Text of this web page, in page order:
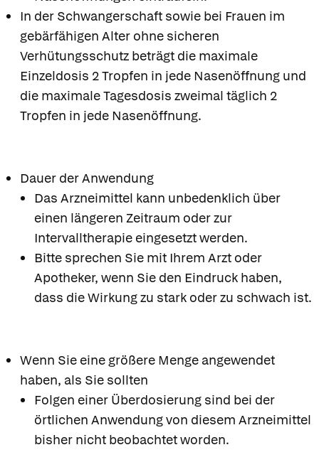
In der Schwangerschaft sowie bei Frauen im
gebärfähigen Alter ohne sicheren
Verhütungsschutz beträgt die maximale
Einzeldosis 2 Tropfen in jede Nasenöffnung und
die maximale Tagesdosis zweimal täglich 2
Tropfen in jede Nasenöffnung.
Dauer der Anwendung
Das Arzneimittel kann unbedenklich über
einen längeren Zeitraum oder zur
Intervalltherapie eingesetzt werden.
Bitte sprechen Sie mit Ihrem Arzt oder
Apotheker, wenn Sie den Eindruck haben,
dass die Wirkung zu stark oder zu schwach ist.
Wenn Sie eine größere Menge angewendet
haben, als Sie sollten
Folgen einer Überdosierung sind bei der
örtlichen Anwendung von diesem Arzneimittel
bisher nicht beobachtet worden.